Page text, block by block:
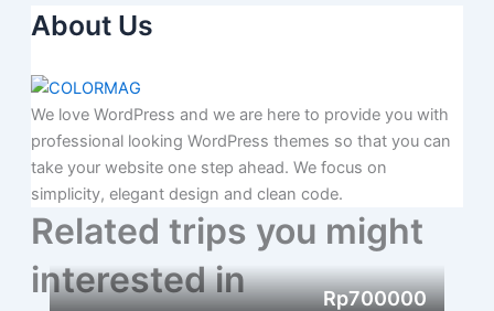
About Us
We love WordPress and we are here to provide you with
professional looking WordPress themes so that you can
take your website one step ahead. We focus on
simplicity, elegant design and clean code.
Related trips you might
interested in
Rp700000